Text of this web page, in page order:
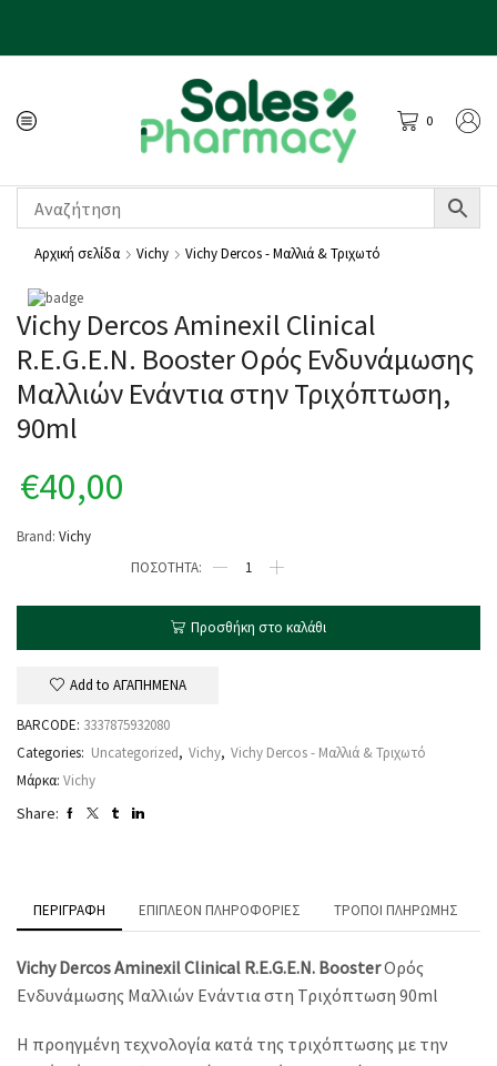
0
Αρχική σελίδα Vichy Vichy Dercos - Μαλλιά & Τριχωτό
Vichy Dercos Aminexil Clinical
R.E.G.E.N. Booster Ορός Ενδυνάμωσης
Μαλλιών Ενάντια στην Τριχόπτωση,
90ml
€40,00
Brand: Vichy
Προσθήκη στο καλάθι
Add to ΑΓΑΠΗΜΕΝΑ
BARCODE: 3337875932080
Categories: Uncategorized, Vichy, Vichy Dercos - Μαλλιά & Τριχωτό
Μάρκα: Vichy
Share:
ΠΕΡΙΓΡΑΦΉ ΕΠΙΠΛΈΟΝ ΠΛΗΡΟΦΟΡΊΕΣ ΤΡΌΠΟΙ ΠΛΗΡΩΜΉΣ
Vichy Dercos Aminexil Clinical R.E.G.E.N. BoosterΟρός
Ενδυνάμωσης Μαλλιών Ενάντια στη Τριχόπτωση 90ml
Η προηγμένη τεχνολογία κατά της τριχόπτωσης με την